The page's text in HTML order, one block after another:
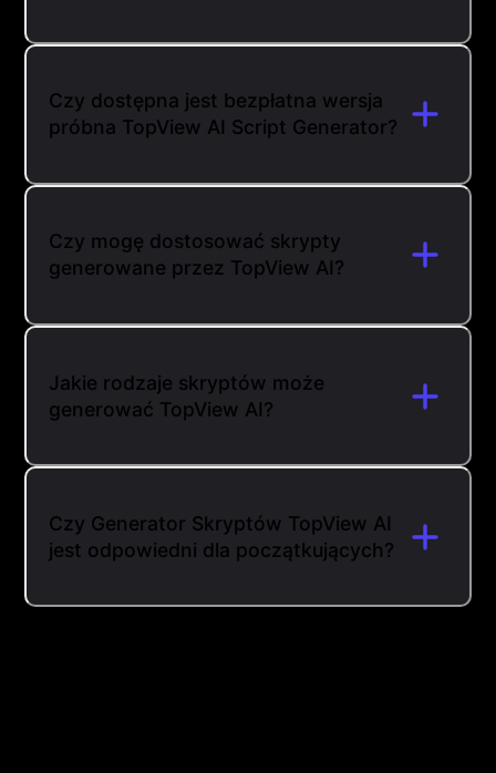
Czy dostępna jest bezpłatna wersja
próbna TopView AI Script Generator?
Czy mogę dostosować skrypty
generowane przez TopView AI?
Jakie rodzaje skryptów może
generować TopView AI?
Czy Generator Skryptów TopView AI
jest odpowiedni dla początkujących?